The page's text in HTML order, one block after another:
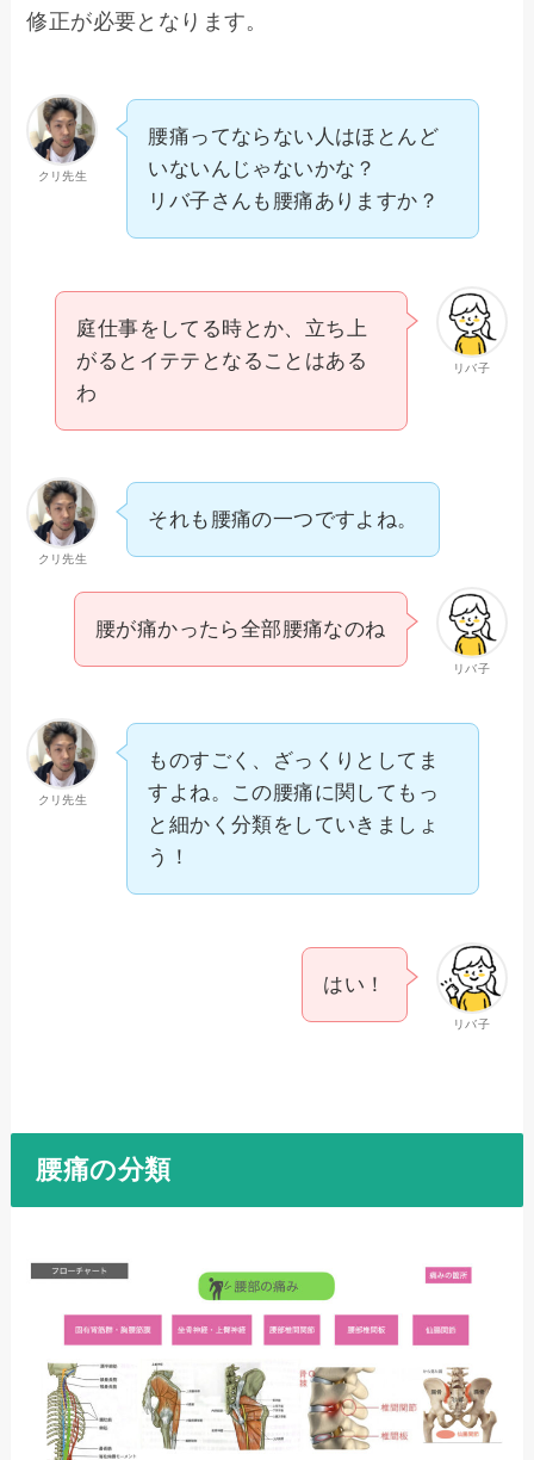
修正が必要となります。
クリ先生
腰痛ってならない人はほとんど
いないんじゃないかな？
リバ子さんも腰痛ありますか？
リバ子
庭仕事をしてる時とか、立ち上
がるとイテテとなることはある
わ
クリ先生
それも腰痛の一つですよね。
リバ子
腰が痛かったら全部腰痛なのね
クリ先生
ものすごく、ざっくりとしてま
すよね。この腰痛に関してもっ
と細かく分類をしていきましょ
う！
リバ子
はい！
腰痛の分類